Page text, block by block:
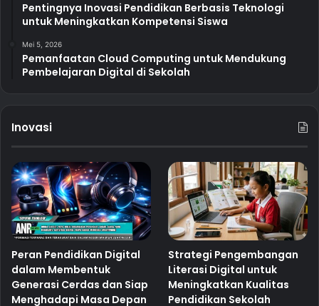
Pentingnya Inovasi Pendidikan Berbasis Teknologi
untuk Meningkatkan Kompetensi Siswa
Mei 5, 2026
Pemanfaatan Cloud Computing untuk Mendukung
Pembelajaran Digital di Sekolah
Inovasi
Peran Pendidikan Digital
dalam Membentuk
Generasi Cerdas dan Siap
Menghadapi Masa Depan
Strategi Pengembangan
Literasi Digital untuk
Meningkatkan Kualitas
Pendidikan Sekolah